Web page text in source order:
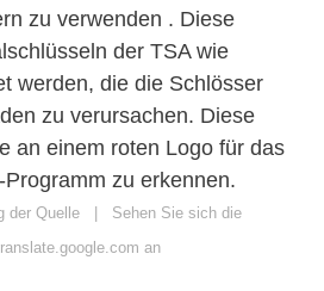
zu verwenden . Diese
der TSA wie
werden, die die Schlösser
zu verursachen. Diese
an einem roten Logo für das
zu erkennen.
der Quelle | Sehen Sie sich die
an